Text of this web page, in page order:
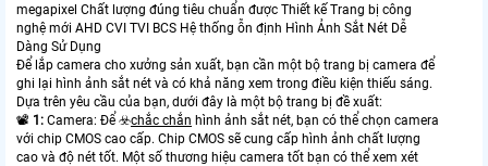
megapixel Chất lượng đúng tiêu chuẩn được Thiết kế Trang bị công
nghệ mới AHD CVI TVI BCS Hệ thống ỗn định Hình Ảnh Sắt Nét Dễ
Dàng Sử Dụng
Để lắp camera cho xưởng sản xuất, bạn cần một bộ trang bị camera để
ghi lại hình ảnh sắt nét và có khả năng xem trong điều kiện thiếu sáng.
Dựa trên yêu cầu của bạn, dưới đây là một bộ trang bị đề xuất:
📽 1: Camera: Để ☣️chắc chắn hình ảnh sắt nét, bạn có thể chọn camera
với chip CMOS cao cấp. Chip CMOS sẽ cung cấp hình ảnh chất lượng
cao và độ nét tốt. Một số thương hiệu camera tốt bạn có thể xem xét